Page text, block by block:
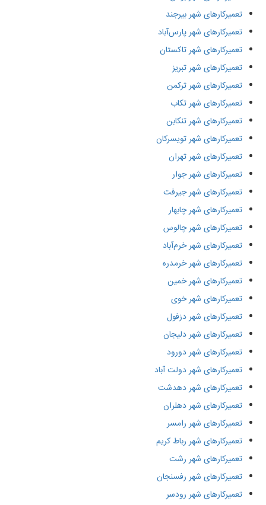
تعمیرکارهای شهر بیرجند
تعمیرکارهای شهر پارس‌آباد
تعمیرکارهای شهر تاکستان
تعمیرکارهای شهر تبریز
تعمیرکارهای شهر ترکمن
تعمیرکارهای شهر تکاب
تعمیرکارهای شهر تنکابن
تعمیرکارهای شهر تویسرکان
تعمیرکارهای شهر تهران
تعمیرکارهای شهر جوار
تعمیرکارهای شهر جیرفت
تعمیرکارهای شهر چابهار
تعمیرکارهای شهر چالوس
تعمیرکارهای شهر خرم‌آباد
تعمیرکارهای شهر خرمدره
تعمیرکارهای شهر خمین
تعمیرکارهای شهر خوی
تعمیرکارهای شهر دزفول
تعمیرکارهای شهر دلیجان
تعمیرکارهای شهر دورود
تعمیرکارهای شهر دولت آباد
تعمیرکارهای شهر دهدشت
تعمیرکارهای شهر دهلران
تعمیرکارهای شهر رامسر
تعمیرکارهای شهر رباط کریم
تعمیرکارهای شهر رشت
تعمیرکارهای شهر رفسنجان
تعمیرکارهای شهر رودسر